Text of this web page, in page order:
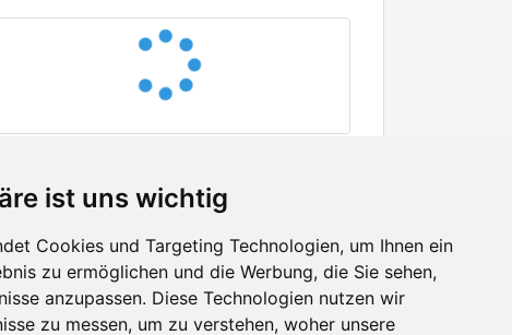
ist uns wichtig
Cookies und Targeting Technologien, um Ihnen ein
zu ermöglichen und die Werbung, die Sie sehen,
anzupassen. Diese Technologien nutzen wir
zu messen, um zu verstehen, woher unsere
Facebook
Twitter